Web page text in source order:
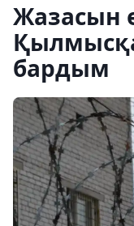
Жазасын
бардым